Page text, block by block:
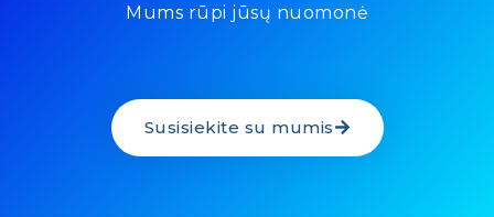
Mums rūpi jūsų nuomonė
Susisiekite su mumis